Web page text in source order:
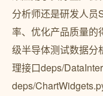
分析师还是研发人
率、优化产品质量的
级半导体测试数据分
理接口deps/
deps/